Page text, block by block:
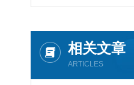
相关文章
ARTICLES